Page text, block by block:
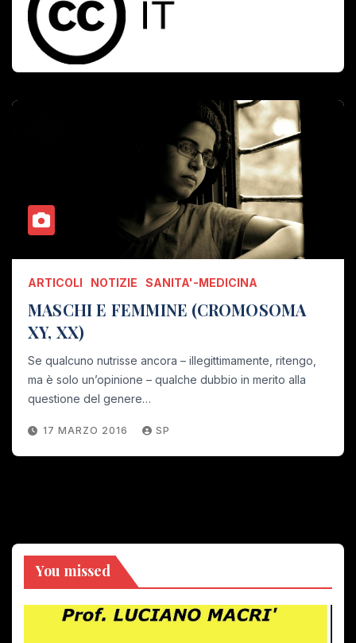
ARTICOLI NOTIZIE SANITA'-MEDICINA
MASCHI E FEMMINE (CROMOSOMA
XY, XX)
Se qualcuno nutrisse ancora – illegittimamente, ritengo,
ma è solo un’opinione – qualche dubbio in merito alla
questione del genere…
17 MARZO 2016 SP
You missed